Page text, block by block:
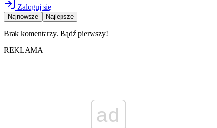
Zaloguj się
Najnowsze Najlepsze
Brak komentarzy. Bądź pierwszy!
REKLAMA
ad